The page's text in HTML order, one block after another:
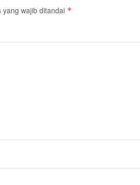
yang wajib ditandai *